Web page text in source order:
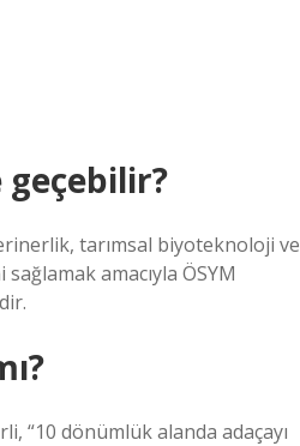
tarımsal biyoteknoloji ve
amacıyla ÖSYM
“10 dönümlük alanda adaçayı